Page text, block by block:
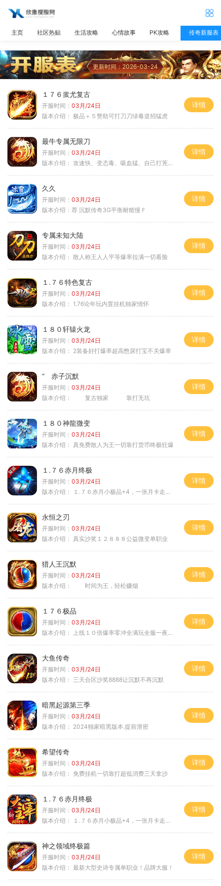
主页 社区热贴 生活攻略 心情故事 PK攻略 传奇新服表
更新时间：2026-03-24
１７６蚩尤复古
开服时间： 03月/24日
版本介绍： 极品＋５赞助可打刀刀绿毒道招猛虎
详情
最牛专属无限刀
开服时间： 03月/24日
版本介绍： 攻速快、变态毒、吸血猛、自己打茺值玩
详情
久久
开服时间： 03月/24日
版本介绍： 荐 沉默传奇3G平衡耐糙慢Ｆ
详情
专属未知大陆
开服时间： 03月/24日
版本介绍： 散人称王人人平等爆率拉满一切看脸
详情
１.７６特色复古
开服时间： 03月/24日
版本介绍： 1.76论年玩内置挂机独家情怀
详情
１８０轩辕火龙
开服时间： 03月/24日
版本介绍： 2装备好打爆率超高憋尿打宝不关爆率
详情
“ 赤子沉默
开服时间： 03月/24日
版本介绍：
复古独家 靠打无坑
详情
１８０神龍微变
开服时间： 03月/24日
版本介绍： 真免费散人为王一切靠打货币终极狂爆
详情
１.７６赤月终极
开服时间： 03月/24日
版本介绍：
１.７６赤月小极品+4，一张月卡走天涯a
详情
永恒之刃
开服时间： 03月/24日
版本介绍： 真实沙奖１２８８８公益微变单职业
详情
猎人王沉默
开服时间： 03月/24日
版本介绍：
时间为王，轻松赚烟
详情
１７６极品
开服时间： 03月/24日
版本介绍：
上线１０倍爆率零冲全满玩全服一夜终极
详情
大鱼传奇
开服时间： 03月/24日
版本介绍： 三天合区沙奖8888让沉默不再沉默
详情
暗黑起源第三季
开服时间： 03月/24日
版本介绍： 2024独家暗黑版本.提前泄密
详情
希望传奇
开服时间： 03月/24日
版本介绍： 免费挂机一切靠打超低消费三天拿沙
详情
１.７６赤月终极
开服时间： 03月/24日
版本介绍：
１.７６赤月小极品+4，一张月卡走天涯b
详情
神之领域终极篇
开服时间： 03月/24日
版本介绍： 最新大型史诗专属单职业！品牌大服！
详情